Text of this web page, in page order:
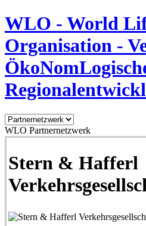
WLO - World
Organisation -
WLO Partnernetzwerk
Stern & Hafferl